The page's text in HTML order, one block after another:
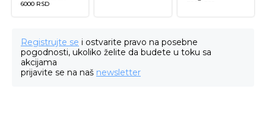
6000 RSD
Registrujte se i ostvarite pravo na posebne
pogodnosti, ukoliko želite da budete u toku sa
akcijama
prijavite se na naš newsletter